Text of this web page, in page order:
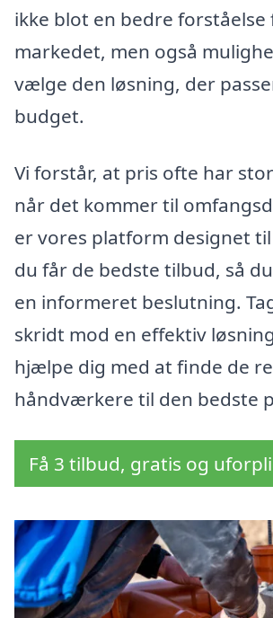
ikke blot en bedre forståelse
markedet, men også
vælge den løsning, der
budget.
Vi forstår, at pris ofte har
når det kommer til
er vores platform designet
du får de bedste tilbud, så
en informeret beslutning.
skridt mod en effektiv
hjælpe dig med at finde de
håndværkere til den bedste
Få 3 tilbud, gratis og